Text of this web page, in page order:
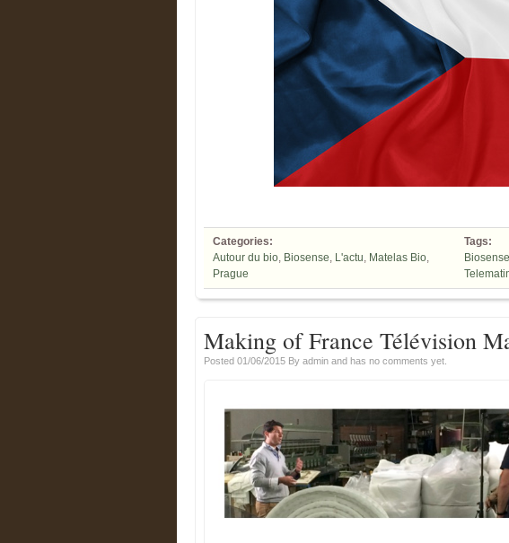
Categories:
Autour du bio, Biosense, L'actu, Matelas Bio,
Prague
Tags:
Biosense
Making of France Télévision
Posted 01/06/2015 By admin and has no comments yet.